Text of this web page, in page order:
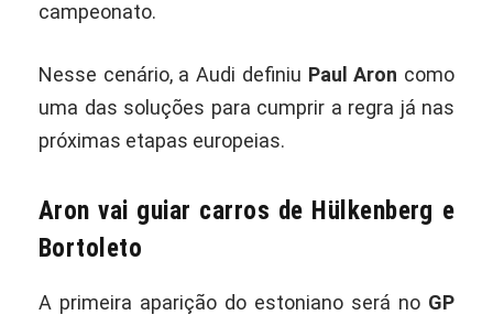
campeonato.
Nesse cenário, a Audi definiu Paul Aron como
uma das soluções para cumprir a regra já nas
próximas etapas europeias.
Aron vai guiar carros de Hülkenberg e
Bortoleto
A primeira aparição do estoniano será no GP